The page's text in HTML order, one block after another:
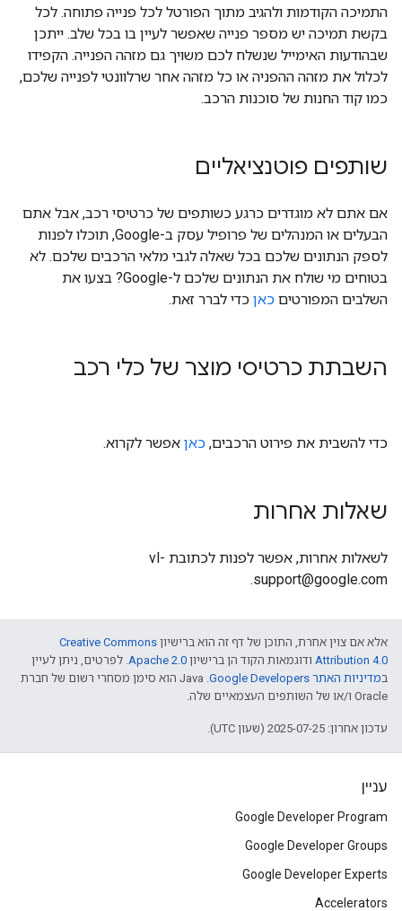
התמיכה הקודמות ולהגיב מתוך הפורטל לכל פנייה פתוחה. לכל
בקשת תמיכה יש מספר פנייה שאפשר לעיין בו בכל שלב. ייתכן
שבהודעות האימייל שנשלח לכם משויך גם מזהה הפנייה. הקפידו
לכלול את מזהה ההפניה או כל מזהה אחר שרלוונטי לפנייה שלכם,
כמו קוד החנות של סוכנות הרכב.
שותפים פוטנציאליים
אם אתם לא מוגדרים כרגע כשותפים של כרטיסי רכב, אבל אתם
הבעלים או המנהלים של פרופיל עסק ב-Google, תוכלו לפנות
לספק הנתונים שלכם בכל שאלה לגבי מלאי הרכבים שלכם. לא
בטוחים מי שולח את הנתונים שלכם ל-Google? בצעו את
השלבים המפורטים כאן כדי לברר זאת.
השבתת כרטיסי מוצר של כלי רכב
כדי להשבית את פירוט הרכבים, כאן אפשר לקרוא.
שאלות אחרות
לשאלות אחרות, אפשר לפנות לכתובת vl-
support@google.com.
אלא אם צוין אחרת, התוכן של דף זה הוא ברישיון Creative Commons
Attribution 4.0 ודוגמאות הקוד הן ברישיון Apache 2.0. לפרטים, ניתן לעיין
במדיניות האתר Google Developers‏
.‏ Java הוא סימן מסחרי רשום של חברת
Oracle ו/או של השותפים העצמאיים שלה.
עדכון אחרון: 2025-07-25 (שעון UTC).
עניין
Google Developer Program
Google Developer Groups
Google Developer Experts
Accelerators